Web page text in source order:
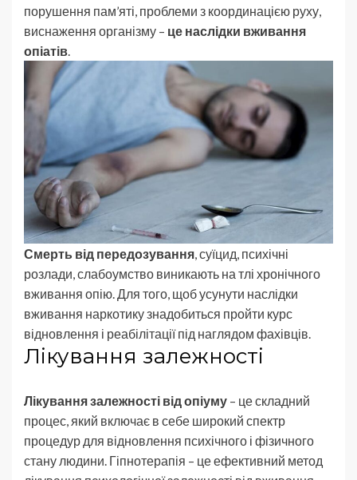
порушення пам’яті, проблеми з координацією руху,
виснаження організму – це наслідки вживання
опіатів.
Смерть від передозування , суїцид, психічні
розлади, слабоумство виникають на тлі хронічного
вживання опію. Для того, щоб усунути наслідки
вживання наркотику знадобиться пройти курс
відновлення і реабілітації під наглядом фахівців.
Лікування залежності
Лікування залежності від опіуму – це складний
процес, який включає в себе широкий спектр
процедур для відновлення психічного і фізичного
стану людини. Гіпнотерапія – це ефективний метод